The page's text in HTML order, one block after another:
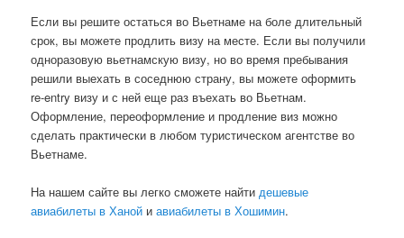
Если вы решите остаться во Вьетнаме на боле длительный
срок, вы можете продлить визу на месте. Если вы получили
одноразовую вьетнамскую визу, но во время пребывания
решили выехать в соседнюю страну, вы можете оформить
re-entry визу и с ней еще раз въехать во Вьетнам.
Оформление, переоформление и продление виз можно
сделать практически в любом туристическом агентстве во
Вьетнаме.
На нашем сайте вы легко сможете найтидешевые
авиабилеты в Ханой иавиабилеты в Хошимин.